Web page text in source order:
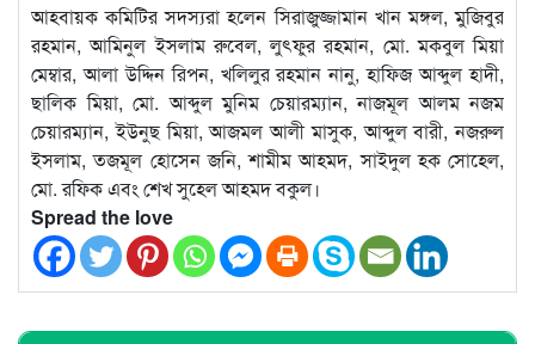
আহবায়ক কমিটির সদস্যরা হলেন সিরাজুজ্জামান খান মঙ্গল, মুজিবুর
রহমান, আমিনুল ইসলাম রুবেল, লুৎফুর রহমান, মো. মকবুল মিয়া
মেম্বার, আলা উদ্দিন রিপন, খলিলুর রহমান নানু, হাফিজ আব্দুল হাদী,
ছালিক মিয়া, মো. আব্দুল মুনিম চেয়ারম্যান, নাজমূল আলম নজম
চেয়ারম্যান, ইউনুছ মিয়া, আজমল আলী মাসুক, আব্দুল বারী, নজরুল
ইসলাম, তজমূল হোসেন জনি, শামীম আহমদ, সাইদুল হক সোহেল,
মো. রফিক এবং শেখ সুহেল আহমদ বকুল।
Spread the love